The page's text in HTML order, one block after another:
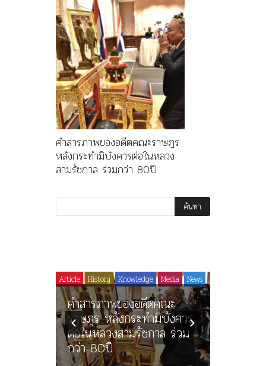
คำสารภาพของอดีตคณะราษฎร
หลังกระทำมิบังควรต่อในหลวง
สามรัชกาล ร่วมกว่า 80ปี
Article History Knowledge Media News
คำสารภาพของอดีตคณะ
ราษฎร หลังกระทำมิบังควร
ต่อในหลวงสามรัชกาล ร่วม
กว่า 80ปี